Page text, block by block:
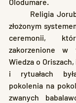
Olodumare.
złożonym
ceremonii,
zakorzenione w
Wiedza o
i rytuałach
pokolenia na
zwanych